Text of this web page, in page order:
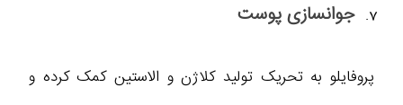
جوانسازی پوست
پروفایلو به تحریک تولید کلاژن و الاستین کمک کرده و